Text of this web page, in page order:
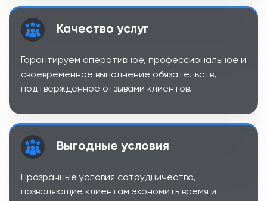
Качество услуг
Гарантируем оперативное, профессиональное и
своевременное выполнение обязательств,
подтверждённое отзывами клиентов.
Выгодные условия
Прозрачные условия сотрудничества,
позволяющие клиентам экономить время и